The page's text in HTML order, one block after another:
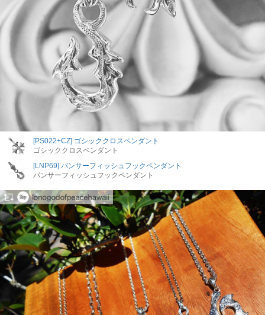
[PS022+CZ] ゴシッククロスペンダント
ゴシッククロスペンダント
[LNP69] パンサーフィッシュフックペンダント
パンサーフィッシュフックペンダント